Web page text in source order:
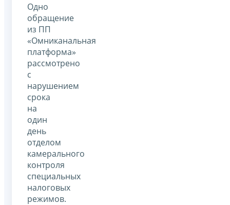
Одно
обращение
из ПП
«Омниканальная
платформа»
рассмотрено
с
нарушением
срока
на
один
день
отделом
камерального
контроля
специальных
налоговых
режимов.